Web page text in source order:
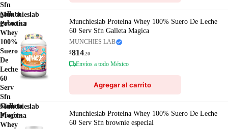
Sfn
galleta
galactica
Munchieslab
Proteína
Whey
100%
Suero
De
Leche
60
Serv
Sfn
Galleta
Magica
Munchieslab Proteína Whey 100% Suero De Leche
60 Serv Sfn Galleta Magica
MUNCHIES LAB
$814.20
Envíos a todo México
Agregar al carrito
Munchieslab
Proteína
Whey
Munchieslab Proteína Whey 100% Suero De Leche
60 Serv Sfn brownie especial